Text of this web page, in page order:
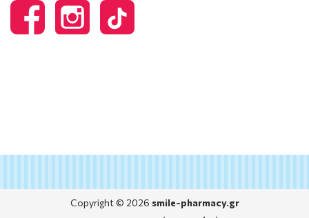
Copyright © 2026 smile-pharmacy.gr